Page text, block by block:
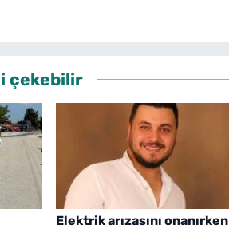
çekebilir
Elektrik arızasını onanırken